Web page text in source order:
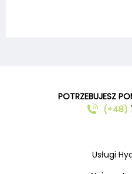
POTRZEBUJESZ
(+48)
Usługi